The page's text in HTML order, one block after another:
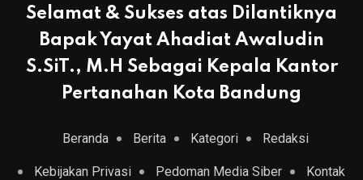
Selamat & Sukses atas Dilantiknya
Bapak Yayat Ahadiat Awaludin
S.SiT., M.H Sebagai Kepala Kantor
Pertanahan Kota Bandung
Beranda Berita Kategori Redaksi
Kebijakan Privasi Pedoman Media Siber Kontak